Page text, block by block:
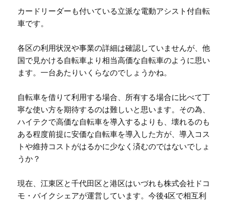
カードリーダーも付いている立派な電動アシスト付自転
車です。
各区の利用状況や事業の詳細は確認していませんが、他
国で見かける自転車より相当高価な自転車のように思い
ます。一台あたりいくらなのでしょうかね。
自転車を借りて利用する場合、所有する場合に比べて丁
寧な使い方を期待するのは難しいと思います。その為、
ハイテクで高価な自転車を導入するよりも、壊れるのも
ある程度前提に安価な自転車を導入した方が、導入コス
トや維持コストがはるかに少なく済むのではないでしょ
うか？
現在、江東区と千代田区と港区はいづれも株式会社ドコ
モ・バイクシェアが運営しています。今後4区で相互利